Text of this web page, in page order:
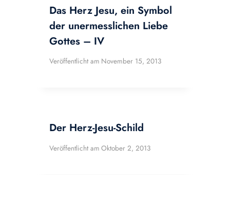
Das Herz Jesu, ein Symbol
der unermesslichen Liebe
Gottes – IV
Veröffentlicht am November 15, 2013
Der Herz-Jesu-Schild
Veröffentlicht am Oktober 2, 2013